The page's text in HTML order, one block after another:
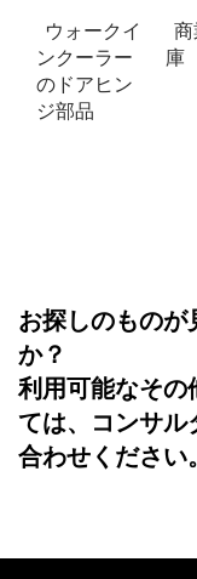
ウォークイ
ンクーラー
のドアヒン
ジ部品
庫
お探しのものが
か？
利用可能なその
ては、コンサル
合わせください。